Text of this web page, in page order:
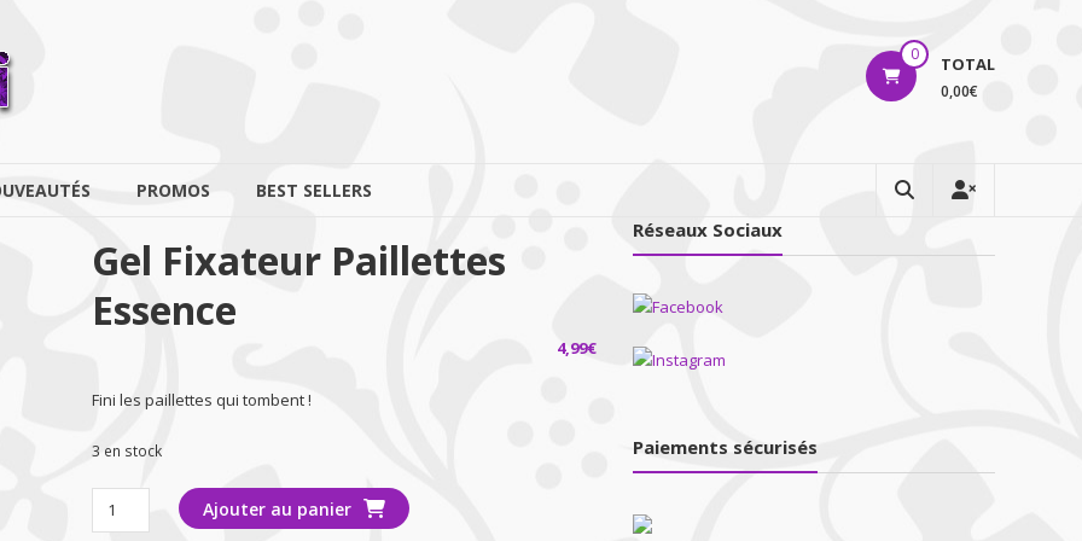
0 TOTAL
0,00€
PROMOS BEST SELLERS
Gel Fixateur Paillettes
Essence
4,99€
Fini les paillettes qui tombent !
3 en stock
quantité
de
Ajouter au panier
Réseaux Sociaux
Paiements sécurisés